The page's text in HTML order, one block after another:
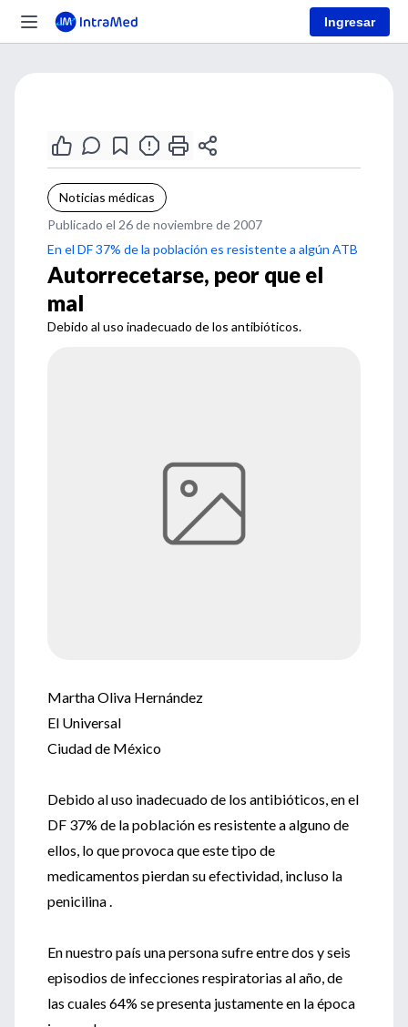
Ingresar
Noticias médicas
Publicado el 26 de noviembre de 2007
En el DF 37% de la población es resistente a algún ATB
Autorrecetarse, peor que el
mal
Debido al uso inadecuado de los antibióticos.
Martha Oliva Hernández
El Universal
Ciudad de México
Debido al uso inadecuado de los antibióticos, en el
DF 37% de la población es resistente a alguno de
ellos, lo que provoca que este tipo de
medicamentos pierdan su efectividad, incluso la
penicilina .
En nuestro país una persona sufre entre dos y seis
episodios de infecciones respiratorias al año, de
las cuales 64% se presenta justamente en la época